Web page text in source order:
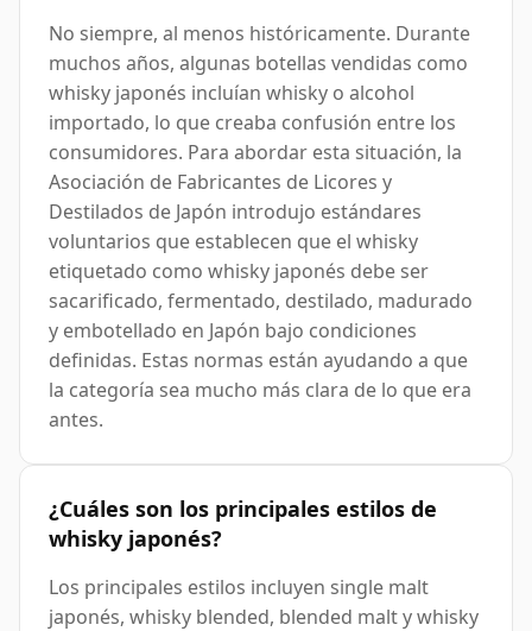
No siempre, al menos históricamente. Durante
muchos años, algunas botellas vendidas como
whisky japonés incluían whisky o alcohol
importado, lo que creaba confusión entre los
consumidores. Para abordar esta situación, la
Asociación de Fabricantes de Licores y
Destilados de Japón introdujo estándares
voluntarios que establecen que el whisky
etiquetado como whisky japonés debe ser
sacarificado, fermentado, destilado, madurado
y embotellado en Japón bajo condiciones
definidas. Estas normas están ayudando a que
la categoría sea mucho más clara de lo que era
antes.
¿Cuáles son los principales estilos de
whisky japonés?
Los principales estilos incluyen single malt
japonés, whisky blended, blended malt y whisky